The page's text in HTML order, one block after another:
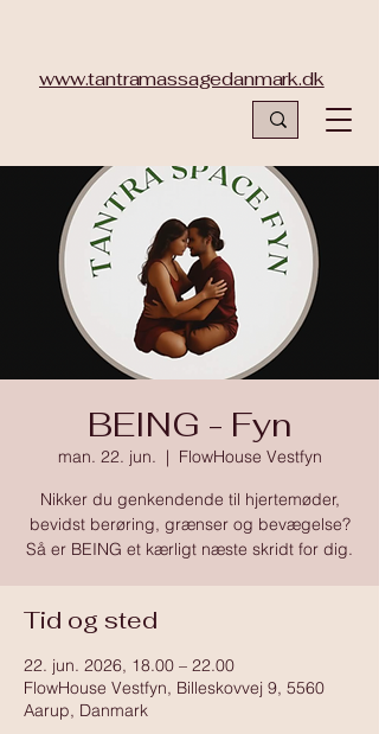
www.tantramassagedanmark.dk
BEING - Fyn
man. 22. jun.
  |
FlowHouse Vestfyn
Nikker du genkendende til hjertemøder,
bevidst berøring, grænser og bevægelse?
Så er BEING et kærligt næste skridt for dig.
Tid og sted
22. jun. 2026, 18.00 – 22.00
FlowHouse Vestfyn, Billeskovvej 9, 5560
Aarup, Danmark